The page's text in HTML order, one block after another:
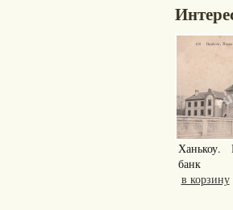
Ханькоу.
банк
в корзину